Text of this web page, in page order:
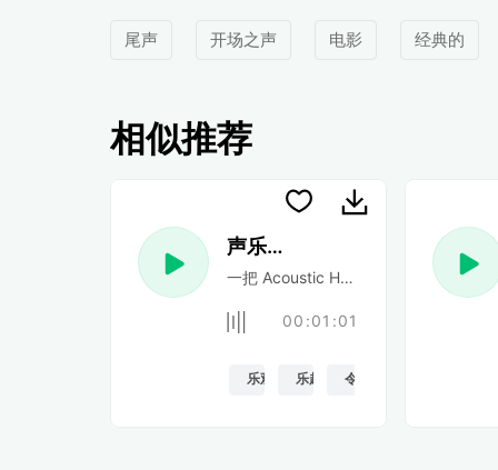
尾声 开场之声 电影 经典的
相似推荐
声乐民谣
一把 Acoustic Happy 民谣吉他，带有
00:01:01
乐观的 乐趣 令人振奋